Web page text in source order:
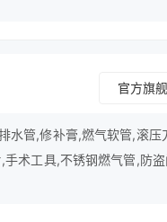
官方旗
水管,修补膏,燃气软管,滚压
术工具,不锈钢燃气管,防盗